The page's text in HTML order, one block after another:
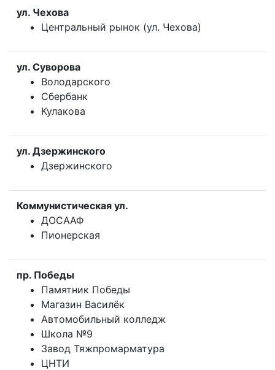
ул. Чехова
Центральный рынок (ул. Чехова)
ул. Суворова
Володарского
Сбербанк
Кулакова
ул. Дзержинского
Дзержинского
Коммунистическая ул.
ДОСААФ
Пионерская
пр. Победы
Памятник Победы
Магазин Василёк
Автомобильный колледж
Школа №9
Завод Тяжпромарматура
ЦНТИ